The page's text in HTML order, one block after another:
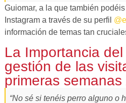
Guiomar, a la que también
Instagram a través de su perfil
información de temas tan
La Importancia
gestión de las
primeras semanas
“No sé si tenéis perro alguno o